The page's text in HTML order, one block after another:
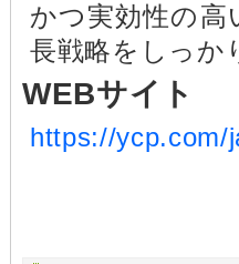
かつ実効性の
長戦略をしっか
WEBサイト
https://ycp.com/